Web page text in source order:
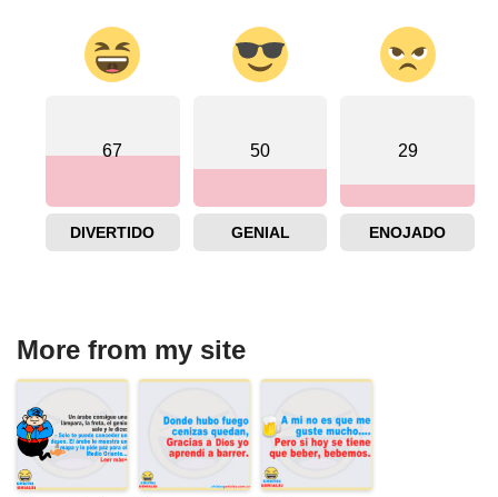
67
DIVERTIDO
50
GENIAL
29
ENOJADO
More from my site